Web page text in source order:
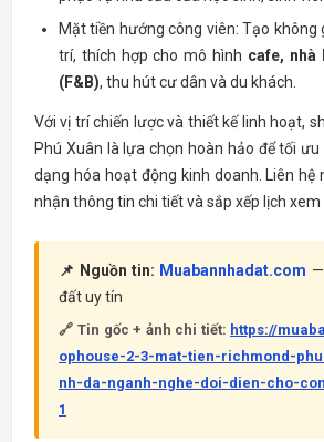
Mặt tiền hướng công viên: Tạo không
trí, thích hợp cho mô hình cafe, nhà
(F&B), thu hút cư dân và du khách.
Với vị trí chiến lược và thiết kế linh hoạt,
Phú Xuân là lựa chọn hoàn hảo để tối
dạng hóa hoạt động kinh doanh. Liên hệ
nhận thông tin chi tiết và sắp xếp lịch xem
📌 Nguồn tin: Muabannhadat.com
đất uy tín
🔗 Tin gốc + ảnh chi tiết: https://
ophouse-2-3-mat-tien-richmond-
nh-da-nganh-nghe-doi-dien-cho-
1